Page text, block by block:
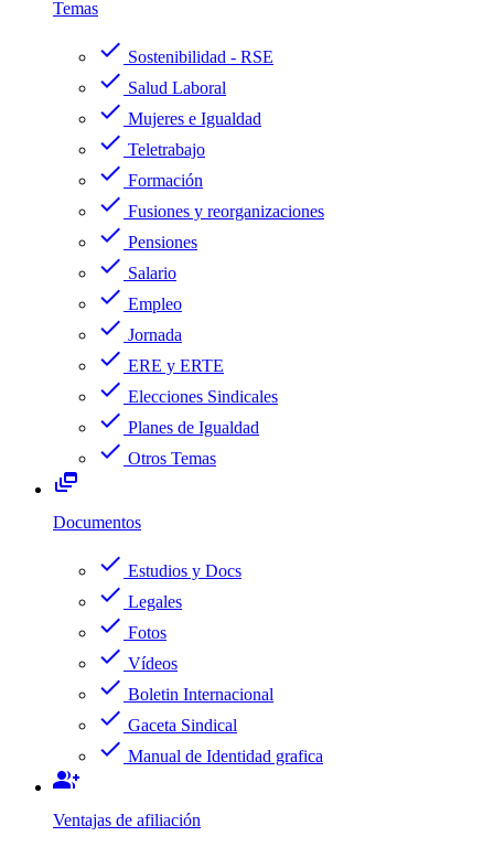
Temas
check Sostenibilidad - RSE
check Salud Laboral
check Mujeres e Igualdad
check Teletrabajo
check Formación
check Fusiones y reorganizaciones
check Pensiones
check Salario
check Empleo
check Jornada
check ERE y ERTE
check Elecciones Sindicales
check Planes de Igualdad
check Otros Temas
dynamic_feed
Documentos
check Estudios y Docs
check Legales
check Fotos
check Vídeos
check Boletin Internacional
check Gaceta Sindical
check Manual de Identidad grafica
group_add
Ventajas de afiliación